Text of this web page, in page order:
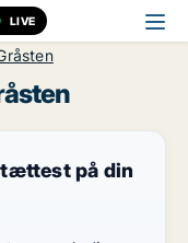
LIVE
på din